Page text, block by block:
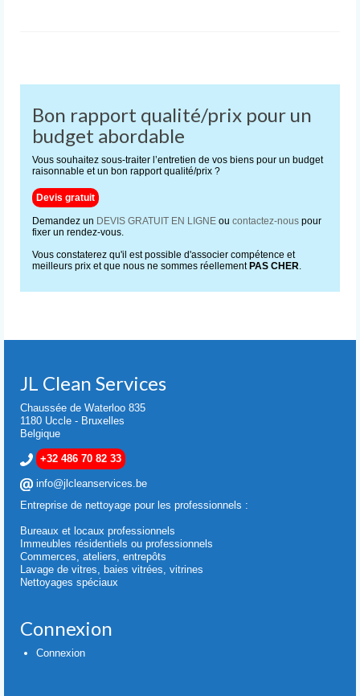
Bon rapport qualité/prix pour un
budget abordable
Vous souhaitez sous-traiter l’entretien de vos biens pour un budget
raisonnable et un bon rapport qualité/prix ?
Devis gratuit
Demandez un DEVIS GRATUIT EN LIGNE ou contactez-nous pour
fixer un rendez-vous.
Vous constaterez qu'il est possible d'associer compétence et
meilleurs prix et que nous ne sommes réellement PAS CHER.
JL Clean Services
Chaussée de Waterloo 835
1180 Uccle - Bruxelles
Belgique
+32 486 70 82 33
info@jlcleanservices.be
Entreprise de nettoyage pour les professionnels :
Bureaux et locaux professionnels
Immeubles résidentiels ou professionnels
Commerces, ateliers, entrepôts
Lavage de vitres, baies vitrées, vitrines
Nettoyages spéciaux
Connexion
Connexion